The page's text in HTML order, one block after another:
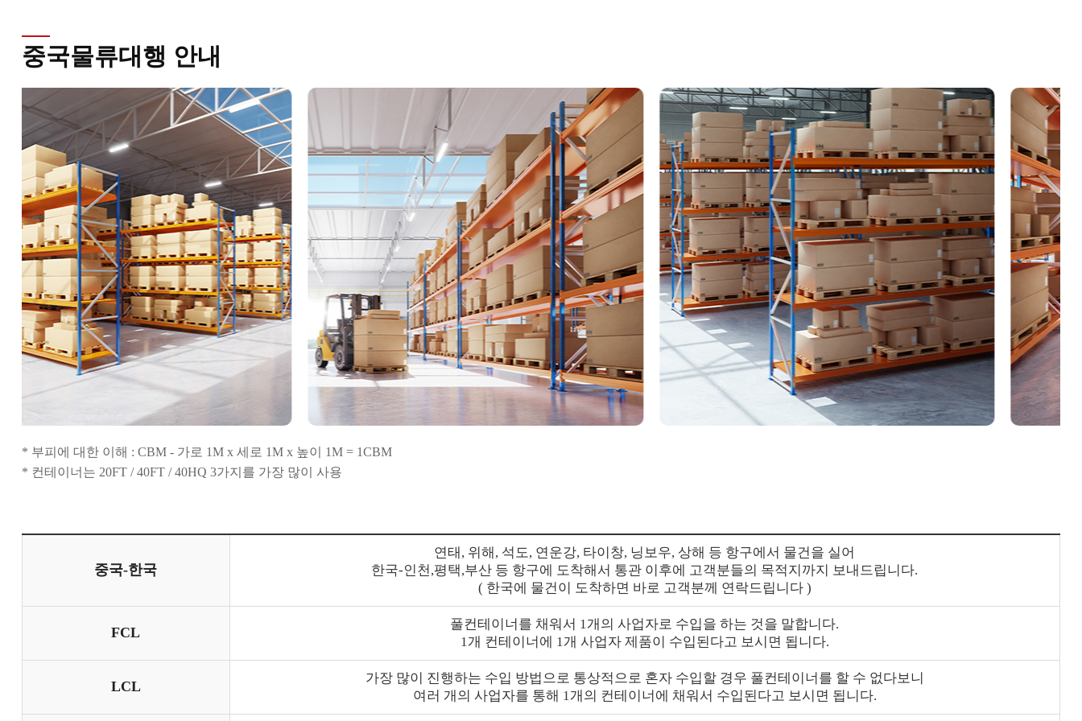
중국물류대행 안내
* 부피에 대한 이해 : CBM - 가로 1M x 세로 1M x 높이 1M = 1CBM
* 컨테이너는 20FT / 40FT / 40HQ 3가지를 가장 많이 사용
중국-한국
연태, 위해, 석도, 연운강, 타이창, 닝보우, 상해 등 항구에서 물건을 실어
한국-인천,평택,부산 등 항구에 도착해서 통관 이후에 고객분들의 목적지까지 보내드립니다.
( 한국에 물건이 도착하면 바로 고객분께 연락드립니다 )
FCL
풀컨테이너를 채워서 1개의 사업자로 수입을 하는 것을 말합니다.
1개 컨테이너에 1개 사업자 제품이 수입된다고 보시면 됩니다.
LCL
가장 많이 진행하는 수입 방법으로 통상적으로 혼자 수입할 경우 풀컨테이너를 할 수 없다보니
여러 개의 사업자를 통해 1개의 컨테이너에 채워서 수입된다고 보시면 됩니다.